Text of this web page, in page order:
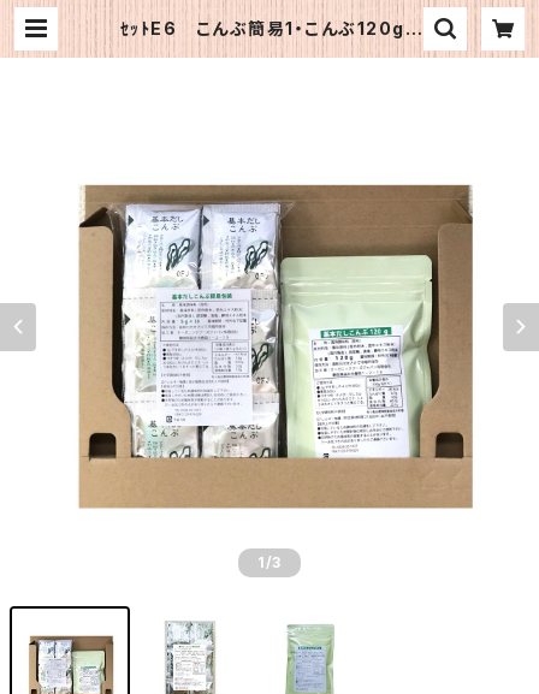
ｾｯﾄE6 こんぶ簡易1・こんぶ120g |
《公式》OFJショップ
1 /3